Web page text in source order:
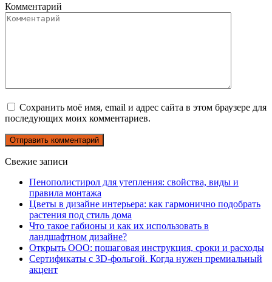
Комментарий
Сохранить моё имя, email и адрес сайта в этом браузере для
последующих моих комментариев.
Свежие записи
Пенополистирол для утепления: свойства, виды и
правила монтажа
Цветы в дизайне интерьера: как гармонично подобрать
растения под стиль дома
Что такое габионы и как их использовать в
ландшафтном дизайне?
Открыть ООО: пошаговая инструкция, сроки и расходы
Сертификаты с 3D-фольгой. Когда нужен премиальный
акцент